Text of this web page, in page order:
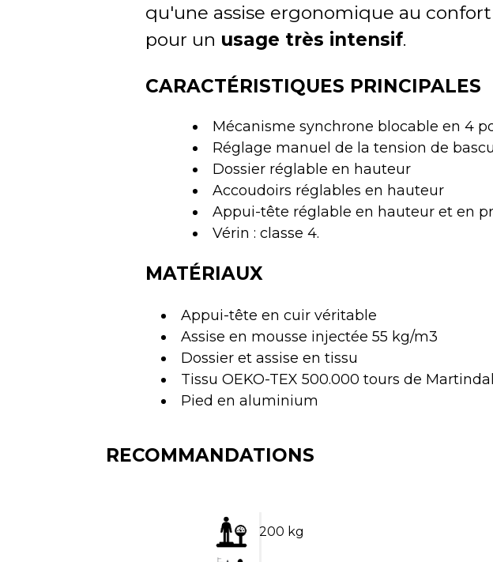
qu'une assise ergonomique au
pour un usage très intensif.
CARACTÉRISTIQUES PRINCIPALES
Mécanisme synchrone blocable en 4
Réglage manuel de la tension de
Dossier réglable en hauteur
Accoudoirs réglables en hauteur
Appui-tête réglable en hauteur et en
Vérin : classe 4.
MATÉRIAUX
Appui-tête en cuir véritable
Assise en mousse injectée 55 kg/m3
Dossier et assise en tissu
Tissu OEKO-TEX 500.000 tours de
Pied en aluminium
RECOMMANDATIONS
200 kg